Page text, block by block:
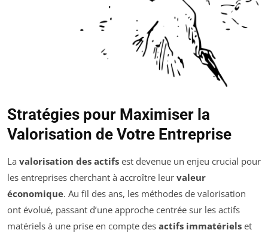
Stratégies pour Maximiser la
Valorisation de Votre Entreprise
La valorisation des actifs est devenue un enjeu crucial pour
les entreprises cherchant à accroître leur valeur
économique. Au fil des ans, les méthodes de valorisation
ont évolué, passant d’une approche centrée sur les actifs
matériels à une prise en compte des actifs immatériels et